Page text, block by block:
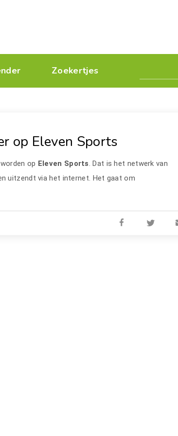
Zoekertjes
op Eleven Sports
op Eleven Sports. Dat is het netwerk van
uitzendt via het internet. Het gaat om